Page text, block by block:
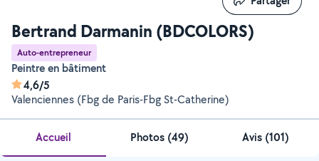
Bertrand Darmanin (BDCOLORS)
Auto-entrepreneur
Peintre en bâtiment
4,6/5
Valenciennes (Fbg de Paris-Fbg St-Catherine)
Partager
Accueil Photos (49) Avis (101)